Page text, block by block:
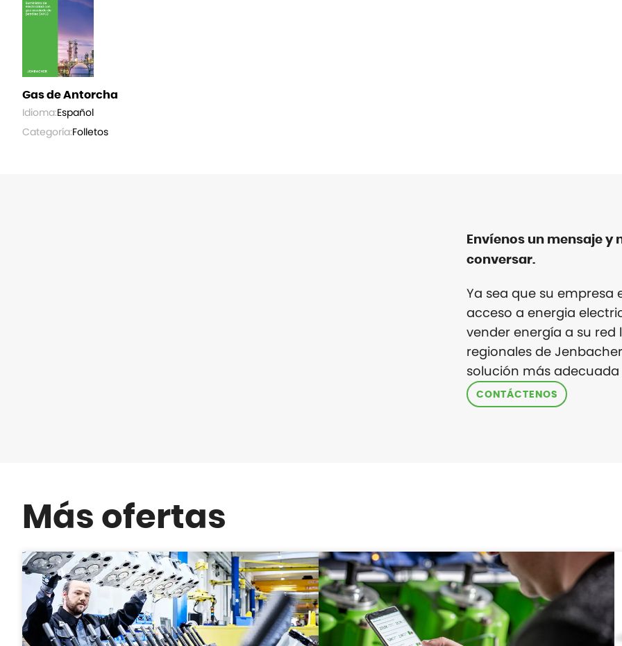
Gas de Antorcha
Idioma:Español
Categoría:Folletos
Envíenos un mensaje
conversar.
Ya sea que su empresa
acceso a energia
vender energía a su
regionales de
solución más
CONTÁCTENOS
Más ofertas